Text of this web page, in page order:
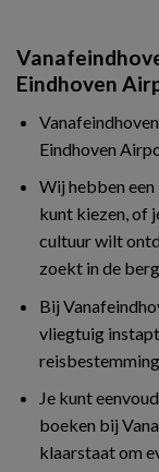
Eindhoven
Eindhoven
Wij hebben
kunt kiezen, of
cultuur wilt
zoekt in de
Bij
vliegtuig
Je kunt
boeken bij
klaarstaat om